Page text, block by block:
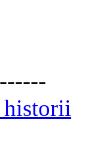
historii